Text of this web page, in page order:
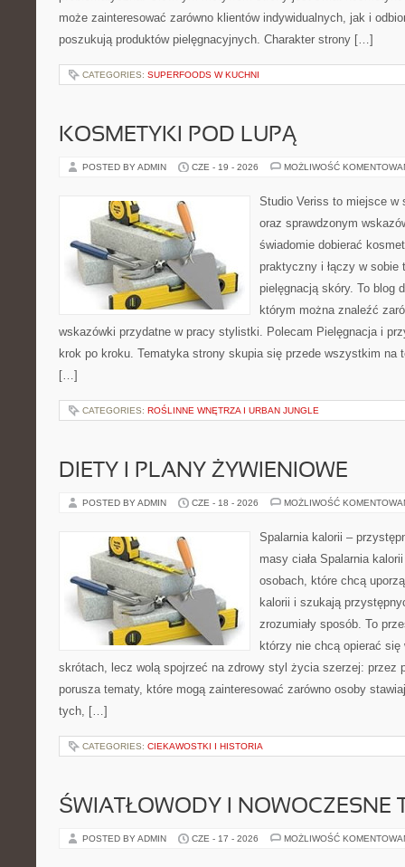
może zainteresować zarówno klientów indywidualnych, jak i
poszukują produktów pielęgnacyjnych. Charakter strony […]
CATEGORIES: SUPERFOODS W KUCHNI
KOSMETYKI POD LUPĄ
POSTED BY ADMIN CZE - 19 - 2026 MOŻLIWOŚĆ
Studio Veriss to miejsce w
oraz sprawdzonym
świadomie dobierać
praktyczny i łączy w sobie
pielęgnacją skóry. To blog
którym można znaleźć
wskazówki przydatne w pracy stylistki. Polecam Pielęgnacja i
krok po kroku. Tematyka strony skupia się przede wszystkim na
[…]
CATEGORIES: ROŚLINNE WNĘTRZA I URBAN JUNGLE
DIETY I PLANY ŻYWIENIOWE
POSTED BY ADMIN CZE - 18 - 2026 MOŻLIWOŚĆ
Spalarnia kalorii –
masy ciała Spalarnia
osobach, które chcą
kalorii i szukają
zrozumiały sposób. To
którzy nie chcą opierać się
skrótach, lecz wolą spojrzeć na zdrowy styl życia szerzej: przez
porusza tematy, które mogą zainteresować zarówno osoby
tych, […]
CATEGORIES: CIEKAWOSTKI I HISTORIA
ŚWIATŁOWODY I NOWOCZESNE
POSTED BY ADMIN CZE - 17 - 2026 MOŻLIWOŚĆ